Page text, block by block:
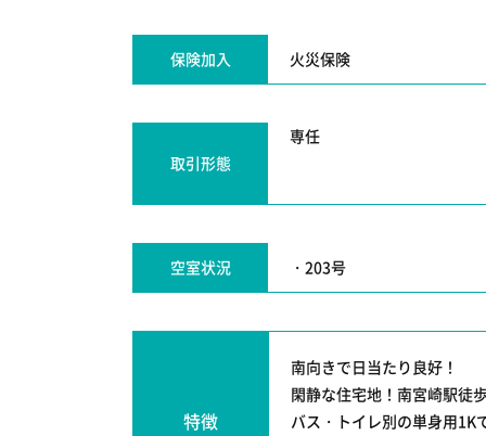
保険加入 火災保険
取引形態
空室状況 ・203号
特徴
南向きで日当たり良好！
閑静な住宅地！南宮崎駅徒
バス・トイレ別の単身用1K